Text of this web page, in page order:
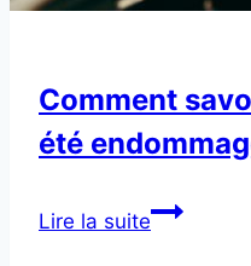
Comment
été
Lire la suiteComment